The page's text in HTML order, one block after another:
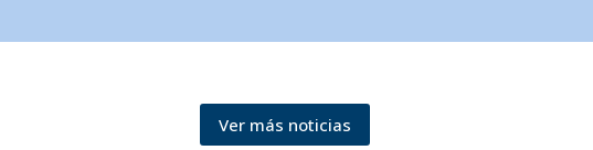
Ver más noticias